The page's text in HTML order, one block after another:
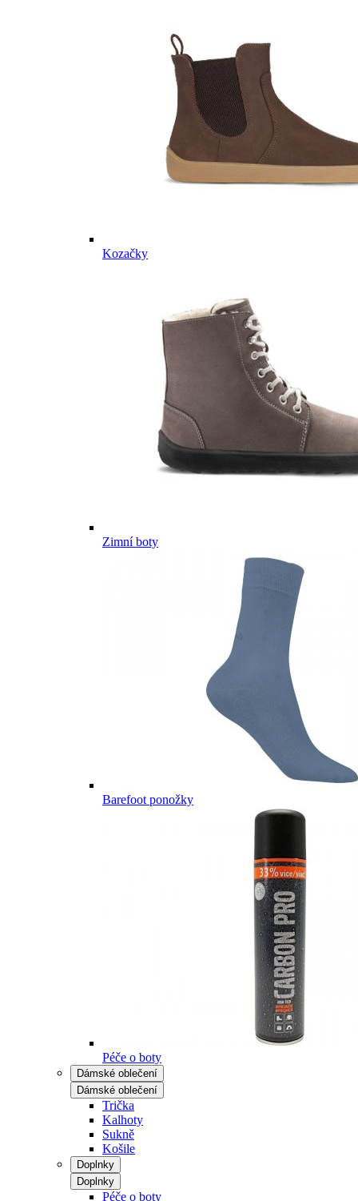
Kozačky
Zimní boty
Barefoot ponožky
Péče o boty
Dámské oblečení
Dámské oblečení
Trička
Kalhoty
Sukně
Košile
Doplnky
Doplnky
Péče o boty